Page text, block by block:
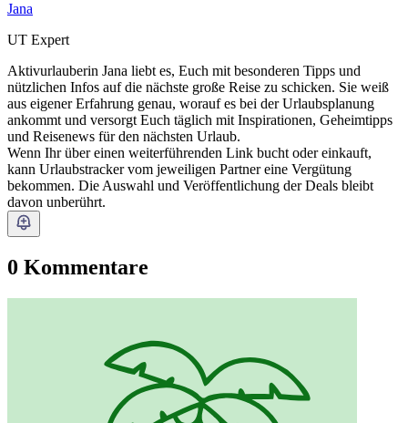
Jana
UT Expert
Aktivurlauberin Jana liebt es, Euch mit besonderen Tipps und
nützlichen Infos auf die nächste große Reise zu schicken. Sie weiß
aus eigener Erfahrung genau, worauf es bei der Urlaubsplanung
ankommt und versorgt Euch täglich mit Inspirationen, Geheimtipps
und Reisenews für den nächsten Urlaub.
Wenn Ihr über einen weiterführenden Link bucht oder einkauft,
kann Urlaubstracker vom jeweiligen Partner eine Vergütung
bekommen. Die Auswahl und Veröffentlichung der Deals bleibt
davon unberührt.
0 Kommentare